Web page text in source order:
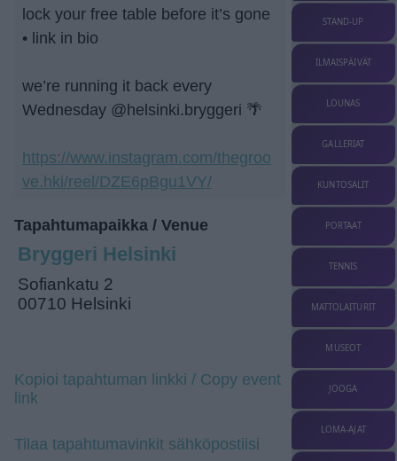
lock your free table before it’s gone
• link in bio
we’re running it back every
Wednesday @helsinki.bryggeri 🌴
https://www.instagram.com/thegroo
ve.hki/reel/DZE6pBgu1VY/
Tapahtumapaikka / Venue
Bryggeri Helsinki
Sofiankatu 2
00710 Helsinki
Kopioi tapahtuman linkki / Copy event
link
Tilaa tapahtumavinkit sähköpostiisi
STAND-UP
ILMAISPÄIVÄT
LOUNAS
GALLERIAT
KUNTOSALIT
PORTAAT
TENNIS
MATTOLAITURIT
MUSEOT
JOOGA
LOMA-AJAT